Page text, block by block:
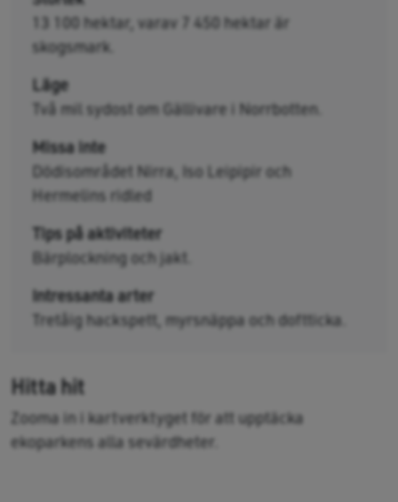
13 100 hektar, varav 7 450 hektar är
skogsmark.
Läge
Två mil sydost om Gällivare i Norrbotten.
Missa inte
Dödisområdet Nirra, Iso Leipipir och
Hermelins ridled
Tips på aktiviteter
Bärplockning och jakt.
Intressanta arter
Tretåig hackspett, myrsnäppa och doftticka.
Hitta hit
Zooma in i kartverktyget för att upptäcka
ekoparkens alla sevärdheter.